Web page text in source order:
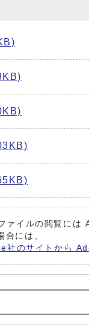
ァイルの閲覧には
合には、
社のサイトから